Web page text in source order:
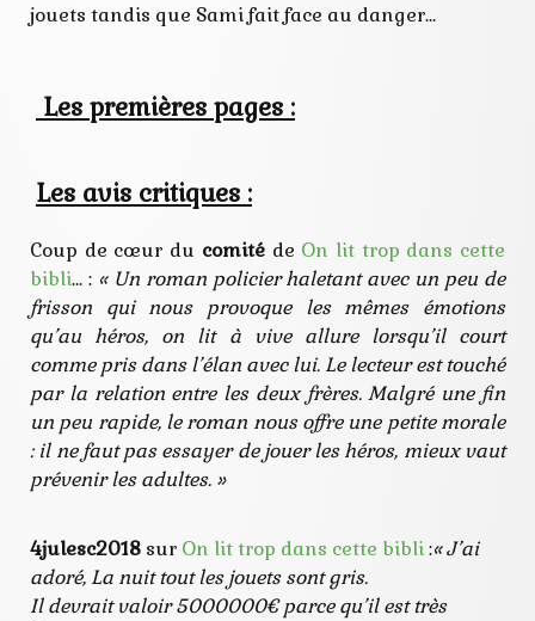
jouets tandis que Sami fait face au danger…
Les premières pages :
Les avis critiques :
Coup de cœur du comitéde On lit trop dans cette
bibli… : « Un roman policier haletant avec un peu de
frisson qui nous provoque les mêmes émotions
qu’au héros, on lit à vive allure lorsqu’il court
comme pris dans l’élan avec lui. Le lecteur est touché
par la relation entre les deux frères. Malgré une fin
un peu rapide, le roman nous offre une petite morale
: il ne faut pas essayer de jouer les héros, mieux vaut
prévenir les adultes. »
4julesc2018 sur On lit trop dans cette bibli:« J’ai
adoré, La nuit tout les jouets sont gris.
Il devrait valoir 5000000€ parce qu’il est très